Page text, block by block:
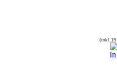
(inkl. 19
In